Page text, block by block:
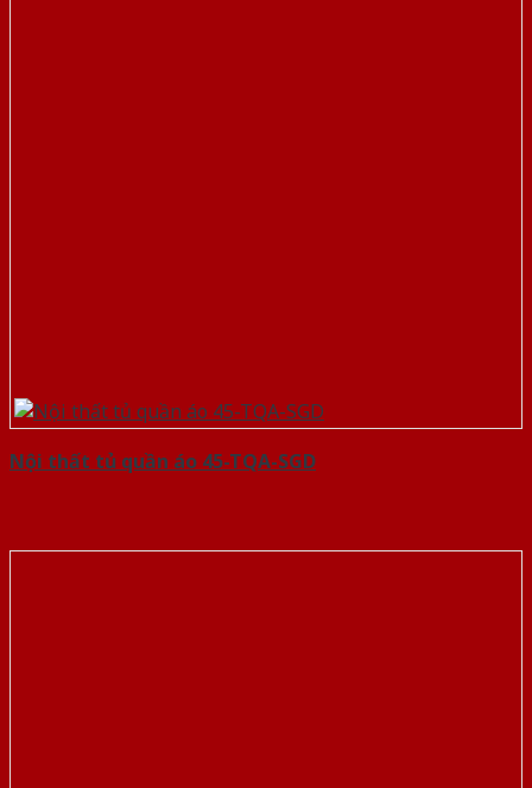
Nội thất tủ quần áo 45-TQA-SGD